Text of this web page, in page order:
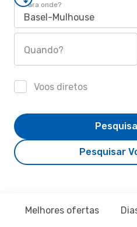
Para onde?
Basel-Mulhouse
Quando?
Voos diretos
Pesquisar
Melhores ofertas